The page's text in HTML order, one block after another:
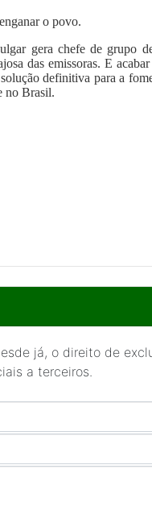
o povo.
gera chefe de grupo
das emissoras. E
definitiva para a
no Brasil.
já, o direito de
a terceiros.